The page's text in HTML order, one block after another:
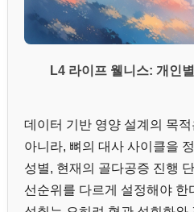
L4 라이프 웰니스: 개인
데이터 기반 영양 설계의 목적
아니라, 뼈의 대사 사이클을
성별, 현재의 골다공증 진행
선순위를 다르게 설정해야 한